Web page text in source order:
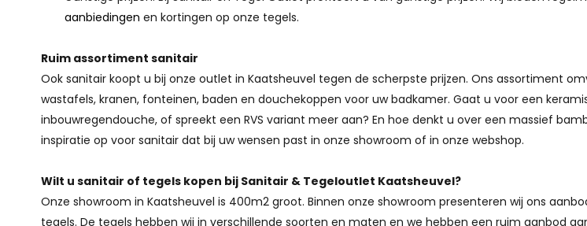
aanbiedingen en kortingen op onze tegels.
Ruim assortiment sanitair
Ook sanitair koopt u bij onze outlet in Kaatsheuvel tegen de scherpste prijzen. Ons assortiment
wastafels, kranen, fonteinen, baden en douchekoppen voor uw badkamer. Gaat u voor een
inbouwregendouche, of spreekt een RVS variant meer aan? En hoe denkt u over een massief
inspiratie op voor sanitair dat bij uw wensen past in onze showroom of in onze webshop.
Wilt u sanitair of tegels kopen bij Sanitair & Tegeloutlet Kaatsheuvel?
Onze showroom in Kaatsheuvel is 400m2 groot. Binnen onze showroom presenteren wij ons
tegels. De tegels hebben wij in verschillende soorten en maten en we hebben een ruim aanbod